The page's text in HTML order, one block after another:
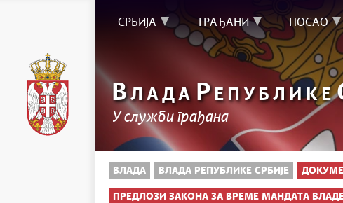
СРБИЈА ГРАЂАНИ ПОСАО
ВЛАДА Р ЕПУБЛИКЕ
У служби грађана
ВЛАДА ВЛАДА РЕПУБЛИКЕ СРБИЈЕ
ПРЕДЛОЗИ ЗАКОНА ЗА ВРЕМЕ МАНДАТА